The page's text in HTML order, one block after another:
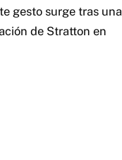
gesto surge tras una
de Stratton en